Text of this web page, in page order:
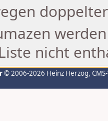
nicht
© 2006-2026 Heinz Herzog,